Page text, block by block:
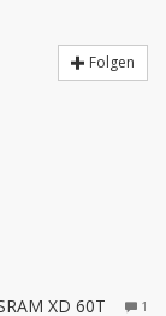
Folgen
XD 60T 1